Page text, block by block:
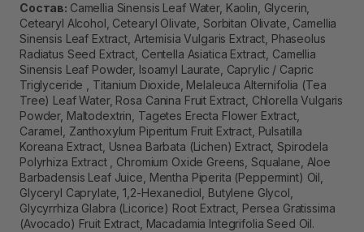
Состав: Camellia Sinensis Leaf Water, Kaolin, Glycerin,
Cetearyl Alcohol, Cetearyl Olivate, Sorbitan Olivate, Camellia
Sinensis Leaf Extract, Artemisia Vulgaris Extract, Phaseolus
Radiatus Seed Extract, Centella Asiatica Extract, Camellia
Sinensis Leaf Powder, Isoamyl Laurate, Caprylic / Capric
Triglyceride , Titanium Dioxide, Melaleuca Alternifolia (Tea
Tree) Leaf Water, Rosa Canina Fruit Extract, Chlorella Vulgaris
Powder, Maltodextrin, Tagetes Erecta Flower Extract,
Caramel, Zanthoxylum Piperitum Fruit Extract, Pulsatilla
Koreana Extract, Usnea Barbata (Lichen) Extract, Spirodela
Polyrhiza Extract , Chromium Oxide Greens, Squalane, Aloe
Barbadensis Leaf Juice, Mentha Piperita (Peppermint) Oil,
Glyceryl Caprylate, 1,2-Hexanediol, Butylene Glycol,
Glycyrrhiza Glabra (Licorice) Root Extract, Persea Gratissima
(Avocado) Fruit Extract, Macadamia Integrifolia Seed Oil.